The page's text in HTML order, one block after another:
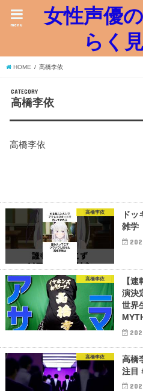
女性声優
らく
menu
HOME 高橋李依
CATEGORY
高橋李依
高橋李依
高橋李依
ド
雑学
高橋李依
【
演決
世界
高橋李依
高橋
注目